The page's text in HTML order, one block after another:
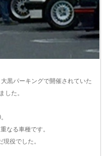
黒パーキングで開催されていた
した。
なる車種です。
役でした。